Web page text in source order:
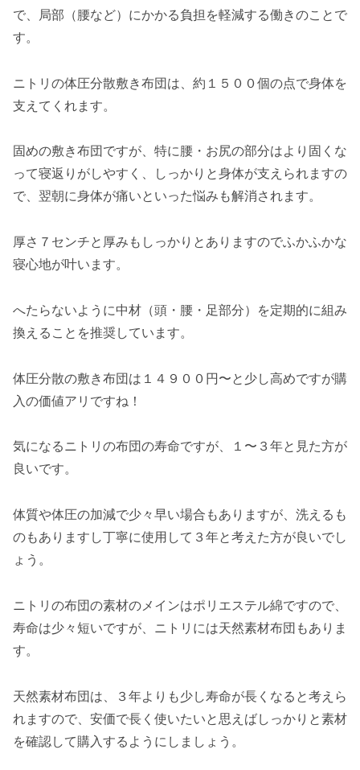
で、局部（腰など）にかかる負担を軽減する働きのことで
す。
ニトリの体圧分散敷き布団は、約１５００個の点で身体を
支えてくれます。
固めの敷き布団ですが、特に腰・お尻の部分はより固くな
って寝返りがしやすく、しっかりと身体が支えられますの
で、翌朝に身体が痛いといった悩みも解消されます。
厚さ７センチと厚みもしっかりとありますのでふかふかな
寝心地が叶います。
へたらないように中材（頭・腰・足部分）を定期的に組み
換えることを推奨しています。
体圧分散の敷き布団は１４９００円〜と少し高めですが購
入の価値アリですね！
気になるニトリの布団の寿命ですが、１〜３年と見た方が
良いです。
体質や体圧の加減で少々早い場合もありますが、洗えるも
のもありますし丁寧に使用して３年と考えた方が良いでし
ょう。
ニトリの布団の素材のメインはポリエステル綿ですので、
寿命は少々短いですが、ニトリには天然素材布団もありま
す。
天然素材布団は、３年よりも少し寿命が長くなると考えら
れますので、安価で長く使いたいと思えばしっかりと素材
を確認して購入するようにしましょう。